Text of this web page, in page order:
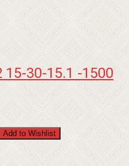
15-30-15.1 -1500
Add to Wishlist